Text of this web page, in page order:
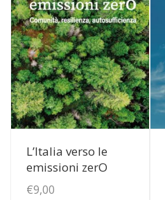
View Details
L’Italia verso le
emissioni zerO
€9,00